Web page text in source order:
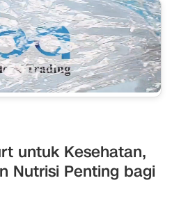
untuk Kesehatan,
Nutrisi Penting bagi